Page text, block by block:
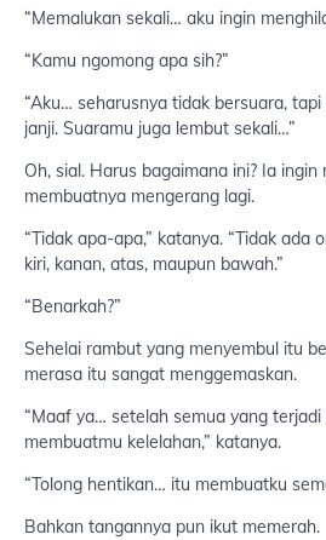
“Memalukan sekali… aku ingin
“Kamu ngomong apa sih?”
“Aku… seharusnya tidak bersuara,
janji. Suaramu juga lembut sekali…”
Oh, sial. Harus bagaimana ini? Ia
membuatnya mengerang lagi.
“Tidak apa-apa,” katanya. “Tidak ada
kiri, kanan, atas, maupun bawah.”
“Benarkah?”
Sehelai rambut yang menyembul itu
merasa itu sangat menggemaskan.
“Maaf ya… setelah semua yang
membuatmu kelelahan,” katanya.
“Tolong hentikan… itu membuatku
Bahkan tangannya pun ikut memerah.